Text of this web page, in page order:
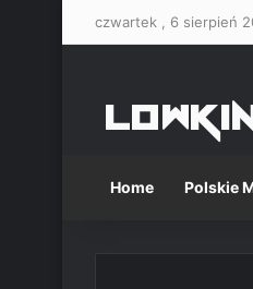
czwartek , 6 sierpień
Home Polskie